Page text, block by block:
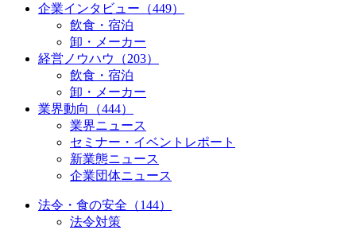
企業インタビュー（449）
飲食・宿泊
卸・メーカー
経営ノウハウ（203）
飲食・宿泊
卸・メーカー
業界動向（444）
業界ニュース
セミナー・イベントレポート
新業態ニュース
企業団体ニュース
法令・食の安全（144）
法令対策